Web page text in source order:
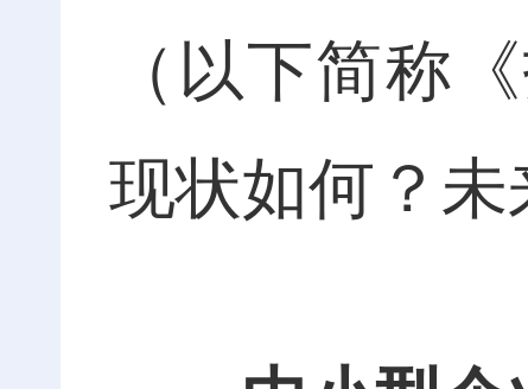
（以下简称
现状如何？未